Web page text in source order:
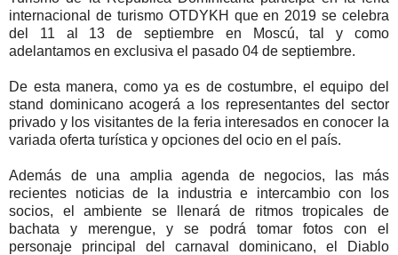
internacional de turismo OTDYKH que en 2019 se celebra
del 11 al 13 de septiembre en Moscú, tal y como
adelantamos en exclusiva el pasado 04 de septiembre.
De esta manera, como ya es de costumbre, el equipo del
stand dominicano acogerá a los representantes del sector
privado y los visitantes de la feria interesados en conocer la
variada oferta turística y opciones del ocio en el país.
Además de una amplia agenda de negocios, las más
recientes noticias de la industria e intercambio con los
socios, el ambiente se llenará de ritmos tropicales de
bachata y merengue, y se podrá tomar fotos con el
personaje principal del carnaval dominicano, el Diablo